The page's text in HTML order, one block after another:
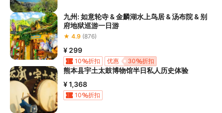
九州: 如意轮寺 & 金麟湖水上鸟居 & 汤布院 & 别
府地狱巡游一日游
★ 4.9 (876)
¥ 299
10 折扣 30 折扣
优惠
熊本县宇土太鼓博物馆半日私人历史体验
¥ 1,368
10 折扣